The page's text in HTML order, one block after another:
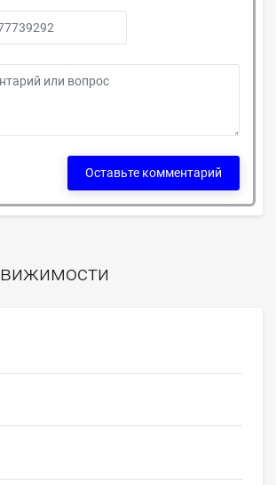
Оставьте комментарий